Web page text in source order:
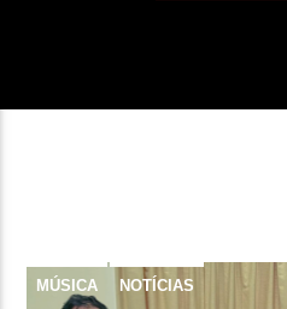
MÚSICA NOTÍCIAS